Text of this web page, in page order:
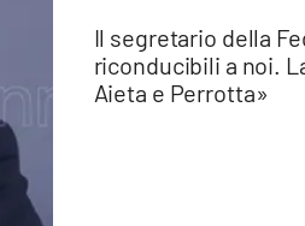
Il segretario della
riconducibili a noi.
Aieta e Perrotta»